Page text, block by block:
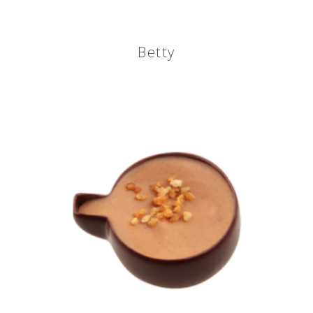
Betty